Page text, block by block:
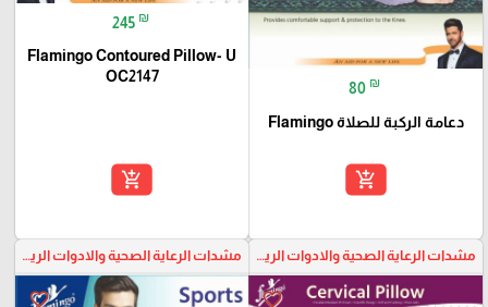
80 ₪
دعامة الركبة للصلاة Flamingo
add_shopping_cart
245 ₪
Flamingo Contoured Pillow- U
OC2147
add_shopping_cart
مشدات الرعاية الصحية والادوات الرياضية
favorite_border
مشدات الرعاية الصحية والادوات الرياضية
favorite_border